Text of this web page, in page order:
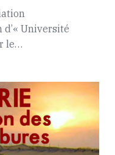
Université
le…